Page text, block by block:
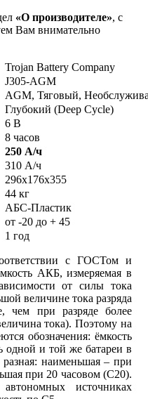
«О производителе», с
Вам внимательно
Trojan Battery Company
J305-AGM
AGM, Тяговый,
Глубокий (Deep Cycle)
6 В
8 часов
250 А/ч
310 А/ч
296х176х355
44 кг
АБС-Пластик
от -20 до + 45
1 год
с ГОСТом и
АКБ, измеряемая в
от силы тока
величине тока разряда
чем при разряде более
тока). Поэтому на
обозначения: ёмкость
и той же батареи в
наименьшая – при
при 20 часовом (С20).
источниках